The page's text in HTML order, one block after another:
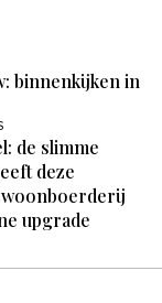
binnenkijken in
de slimme
deze
upgrade